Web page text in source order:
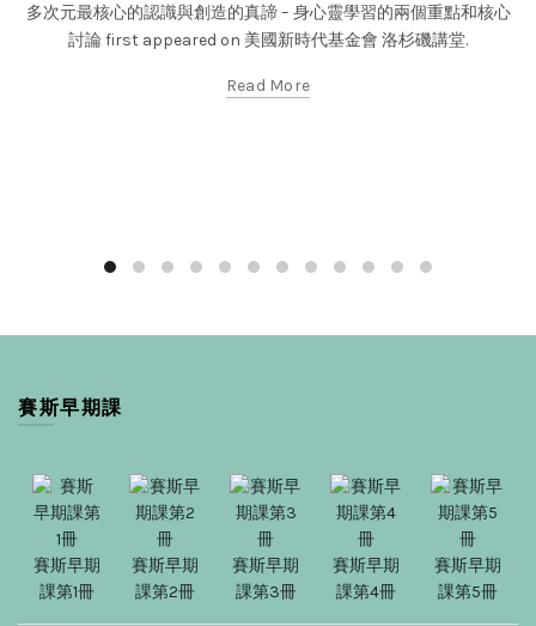
多次元最核心的認識與創造的真諦 – 身心靈學習的兩個重點和核心
討論 first appeared on 美國新時代基金會 洛杉磯講堂.
Read More
賽斯早期課
賽斯早期
課第1冊
賽斯早期
課第2冊
賽斯早期
課第3冊
賽斯早期
課第4冊
賽斯早期
課第5冊